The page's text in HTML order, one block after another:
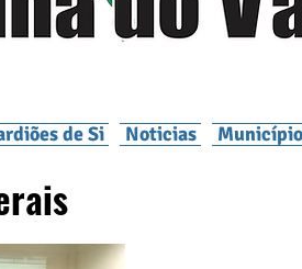
de Si Noticias